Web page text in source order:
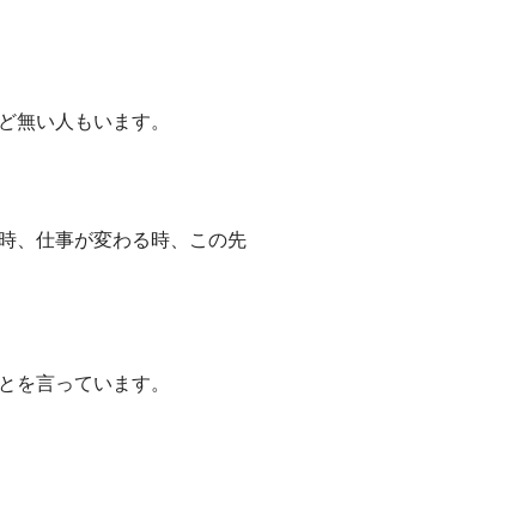
無い人もいます。
、仕事が変わる時、この先
を言っています。